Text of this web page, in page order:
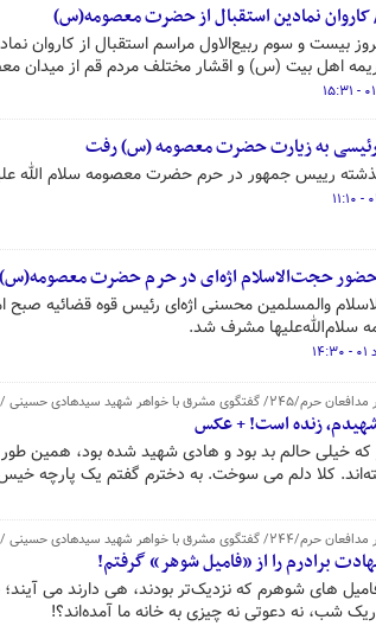
نمادین استقبال از حضرت معصومه(س)
بیست و سوم ربیع‌الاول مراسم استقبال از
اهل بیت (س) و اقشار مختلف مردم قم از میدان
به زیارت حضرت معصومه (س) رفت
رییس جمهور در حرم حضرت معصومه سلام الله
حجت‌الاسلام اژه‌ای در حرم حضرت معصومه(س)
والمسلمین محسنی اژه‌ای رئیس قوه قضائیه
سلام‌الله‌علیها مشرف شد.
مشرق با خواهر شهید سیدهادی حسینی / قسمت پنجم
شهیدم، زنده است! + عکس
که خیلی حالم بد بود و هادی شهید شده بود، همین طور
کلا دلم می سوخت. به دخترم گفتم یک پارچه
مشرق با خواهر شهید سیدهادی حسینی / قسمت چهارم
برادرم را از «فامیل شوهر» گرفتم!
های شوهرم که نزدیک‌تر بودند، هی دارند می
شب، نه دعوتی نه چیزی به خانه ما آمده‌اند؟!